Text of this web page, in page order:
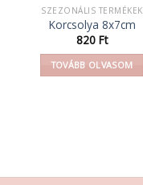
SZEZONÁLIS TERMÉKEK
Korcsolya 8x7cm
820 Ft
TOVÁBB OLVASOM